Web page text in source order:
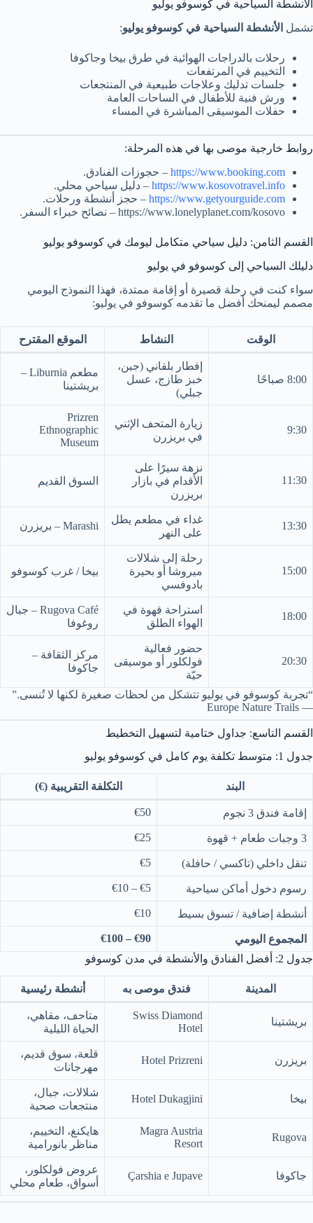
الأنشطة السياحية في كوسوفو يوليو
تشمل الأنشطة السياحية في كوسوفو يوليو:
رحلات بالدراجات الهوائية في طرق بيخا وجاكوفا
التخييم في المرتفعات
جلسات تدليك وعلاجات طبيعية في المنتجعات
ورش فنية للأطفال في الساحات العامة
حفلات الموسيقى المباشرة في المساء
روابط خارجية موصى بها في هذه المرحلة:
https://www.booking.com – حجوزات الفنادق.
https://www.kosovotravel.info – دليل سياحي محلي.
https://www.getyourguide.com – حجز أنشطة ورحلات.
https://www.lonelyplanet.com/kosovo – نصائح خبراء السفر.
القسم الثامن: دليل سياحي متكامل ليومك في كوسوفو يوليو
دليلك السياحي إلى كوسوفو في يوليو
سواء كنت في رحلة قصيرة أو إقامة ممتدة، فهذا النموذج اليومي
مصمم ليمنحك أفضل ما تقدمه كوسوفو في يوليو:
الوقت النشاط الموقع المقترح
8:00 صباحًا
إفطار بلقاني (جبن،
خبز طازج، عسل
جبلي)
مطعم Liburnia –
بريشتينا
9:30
زيارة المتحف الإثني
في بريزرن
Prizren
Ethnographic
Museum
11:30
نزهة سيرًا على
الأقدام في بازار
بريزرن
السوق القديم
13:30
غداء في مطعم يطل
على النهر
Marashi – بريزرن
15:00
رحلة إلى شلالات
ميروشا أو بحيرة
بادوفسي
بيخا / غرب كوسوفو
18:00
استراحة قهوة في
الهواء الطلق
Rugova Café – جبال
روغوفا
20:30
حضور فعالية
فولكلور أو موسيقى
حيّة
مركز الثقافة –
جاكوفا
“تجربة كوسوفو في يوليو تتشكل من لحظات صغيرة لكنها لا تُنسى.”
— Europe Nature Trails
القسم التاسع: جداول ختامية لتسهيل التخطيط
جدول 1: متوسط تكلفة يوم كامل في كوسوفو يوليو
البند التكلفة التقريبية (€)
إقامة فندق 3 نجوم €50
3 وجبات طعام + قهوة €25
تنقل داخلي (تاكسي / حافلة) €5
رسوم دخول أماكن سياحية €5 – €10
أنشطة إضافية / تسوق بسيط €10
المجموع اليومي
€90 – €100
جدول 2: أفضل الفنادق والأنشطة في مدن كوسوفو
المدينة فندق موصى به أنشطة رئيسية
بريشتينا
Swiss Diamond
Hotel
متاحف، مقاهي،
الحياة الليلية
بريزرن Hotel Prizreni
قلعة، سوق قديم،
مهرجانات
بيخا Hotel Dukagjini
شلالات، جبال،
منتجعات صحية
Rugova
Magra Austria
Resort
هايكنغ، التخييم،
مناظر بانورامية
جاكوفا Çarshia e Jupave
عروض فولكلور،
أسواق، طعام محلي